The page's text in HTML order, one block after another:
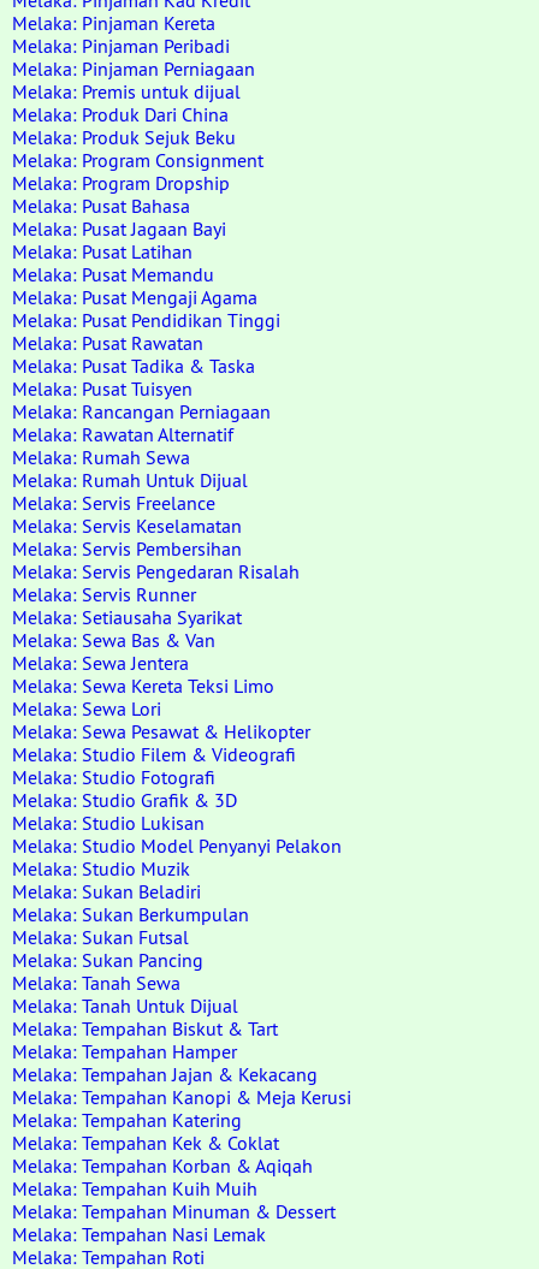
Melaka: Pinjaman Kereta
Melaka: Pinjaman Peribadi
Melaka: Pinjaman Perniagaan
Melaka: Premis untuk dijual
Melaka: Produk Dari China
Melaka: Produk Sejuk Beku
Melaka: Program Consignment
Melaka: Program Dropship
Melaka: Pusat Bahasa
Melaka: Pusat Jagaan Bayi
Melaka: Pusat Latihan
Melaka: Pusat Memandu
Melaka: Pusat Mengaji Agama
Melaka: Pusat Pendidikan Tinggi
Melaka: Pusat Rawatan
Melaka: Pusat Tadika & Taska
Melaka: Pusat Tuisyen
Melaka: Rancangan Perniagaan
Melaka: Rawatan Alternatif
Melaka: Rumah Sewa
Melaka: Rumah Untuk Dijual
Melaka: Servis Freelance
Melaka: Servis Keselamatan
Melaka: Servis Pembersihan
Melaka: Servis Pengedaran Risalah
Melaka: Servis Runner
Melaka: Setiausaha Syarikat
Melaka: Sewa Bas & Van
Melaka: Sewa Jentera
Melaka: Sewa Kereta Teksi Limo
Melaka: Sewa Lori
Melaka: Sewa Pesawat & Helikopter
Melaka: Studio Filem & Videografi
Melaka: Studio Fotografi
Melaka: Studio Grafik & 3D
Melaka: Studio Lukisan
Melaka: Studio Model Penyanyi Pelakon
Melaka: Studio Muzik
Melaka: Sukan Beladiri
Melaka: Sukan Berkumpulan
Melaka: Sukan Futsal
Melaka: Sukan Pancing
Melaka: Tanah Sewa
Melaka: Tanah Untuk Dijual
Melaka: Tempahan Biskut & Tart
Melaka: Tempahan Hamper
Melaka: Tempahan Jajan & Kekacang
Melaka: Tempahan Kanopi & Meja Kerusi
Melaka: Tempahan Katering
Melaka: Tempahan Kek & Coklat
Melaka: Tempahan Korban & Aqiqah
Melaka: Tempahan Kuih Muih
Melaka: Tempahan Minuman & Dessert
Melaka: Tempahan Nasi Lemak
Melaka: Tempahan Roti